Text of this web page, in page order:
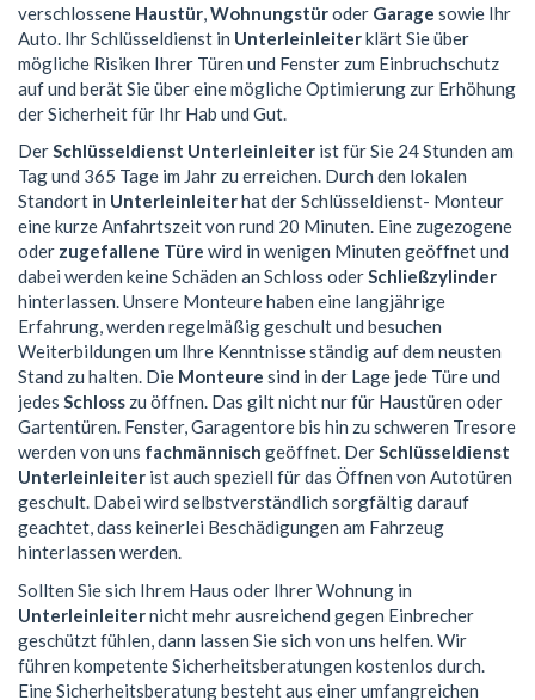
verschlossene Haustür,Wohnungstüroder Garage sowie Ihr
Auto. Ihr Schlüsseldienst in Unterleinleiterklärt Sie über
mögliche Risiken Ihrer Türen und Fenster zum Einbruchschutz
auf und berät Sie über eine mögliche Optimierung zur Erhöhung
der Sicherheit für Ihr Hab und Gut.
DerSchlüsseldienst Unterleinleiter ist für Sie 24 Stunden am
Tag und 365 Tage im Jahr zu erreichen. Durch den lokalen
Standort in Unterleinleiterhat der Schlüsseldienst- Monteur
eine kurze Anfahrtszeit von rund 20 Minuten. Eine zugezogene
oder zugefallene Türe wird in wenigen Minuten geöffnet und
dabei werden keine Schäden an Schloss oderSchließzylinder
hinterlassen. Unsere Monteure haben eine langjährige
Erfahrung, werden regelmäßig geschult und besuchen
Weiterbildungen um Ihre Kenntnisse ständig auf dem neusten
Stand zu halten. Die Monteure sind in der Lage jede Türe und
jedes Schloss zu öffnen. Das gilt nicht nur für Haustüren oder
Gartentüren. Fenster, Garagentore bis hin zu schweren Tresore
werden von uns fachmännisch geöffnet. DerSchlüsseldienst
Unterleinleiter ist auch speziell für das Öffnen von Autotüren
geschult. Dabei wird selbstverständlich sorgfältig darauf
geachtet, dass keinerlei Beschädigungen am Fahrzeug
hinterlassen werden.
Sollten Sie sich Ihrem Haus oder Ihrer Wohnung in
Unterleinleiternicht mehr ausreichend gegen Einbrecher
geschützt fühlen, dann lassen Sie sich von uns helfen. Wir
führen kompetente Sicherheitsberatungen kostenlos durch.
Eine Sicherheitsberatung besteht aus einer umfangreichen